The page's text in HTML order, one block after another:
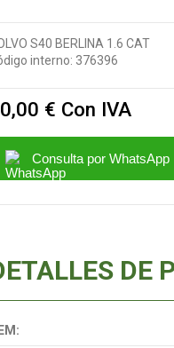
S40 BERLINA 1.6 CAT
interno: 376396
€ Con IVA
Consulta por WhatsApp
DE